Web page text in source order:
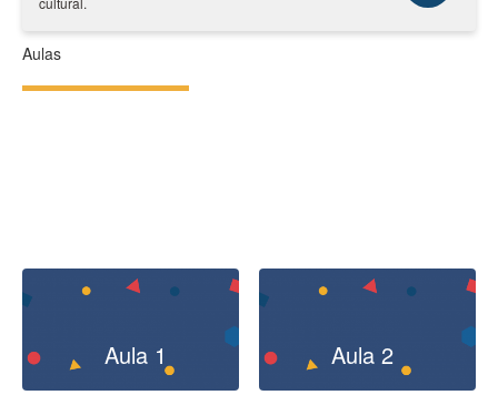
Aulas
Aula 1 Aula 2